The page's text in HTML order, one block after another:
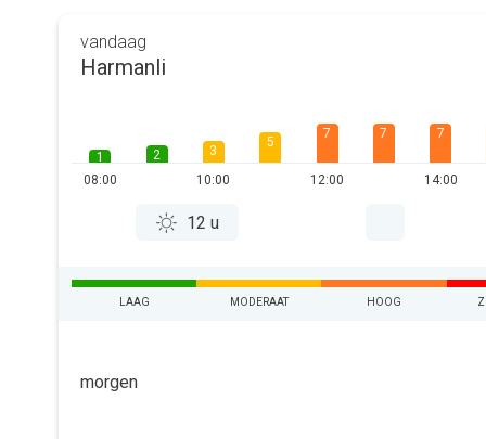
vandaag
Harmanli
1
08:00
2
3
10:00
5
7
12:00
7 7
14:00
12 u
LAAG MODERAAT HOOG
morgen